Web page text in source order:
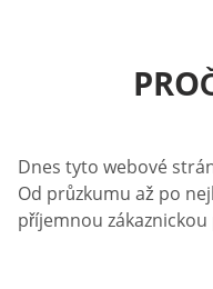
Dnes tyto webové
Od průzkumu až po
příjemnou